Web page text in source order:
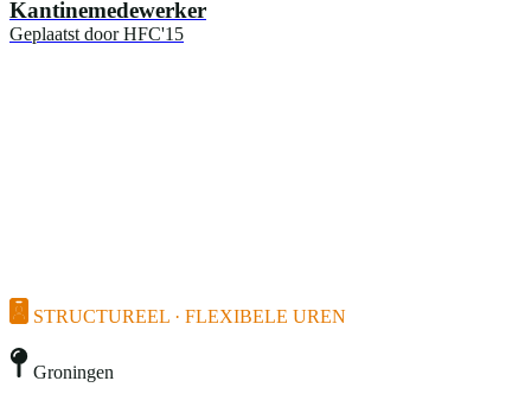
Kantinemedewerker
Geplaatst door HFC'15
STRUCTUREEL · FLEXIBELE UREN
Groningen